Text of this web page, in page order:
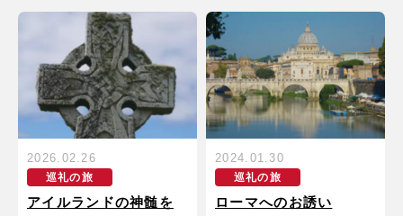
2026.02.26
巡礼の旅
アイルランドの神髄を
2024.01.30
巡礼の旅
ローマへのお誘い